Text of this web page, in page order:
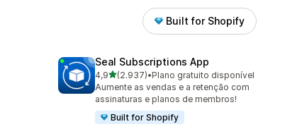
Built for Shopify
Seal Subscriptions App
4,9de 5 estrelas
(2.937)
2937 avaliações ao todo
•Plano gratuito disponível
Aumente as vendas e a retenção com
assinaturas e planos de membros!
Built for Shopify